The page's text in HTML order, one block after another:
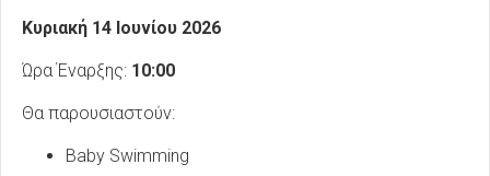
Κυριακή 14 Ιουνίου 2026
Ώρα Έναρξης: 10:00
Θα παρουσιαστούν:
Baby Swimming